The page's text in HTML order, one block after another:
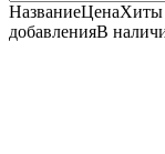
НазваниеЦенаХиты
добавленияВ